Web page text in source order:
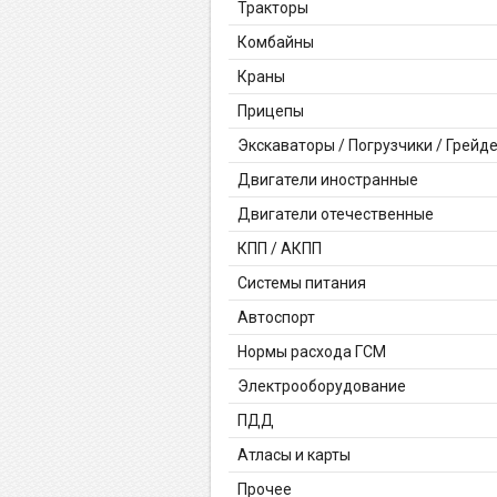
Тракторы
Комбайны
Краны
Прицепы
Экскаваторы / Погрузчики /
Двигатели иностранные
Двигатели отечественные
КПП / АКПП
Системы питания
Автоспорт
Нормы расхода ГСМ
Электрооборудование
ПДД
Атласы и карты
Прочее